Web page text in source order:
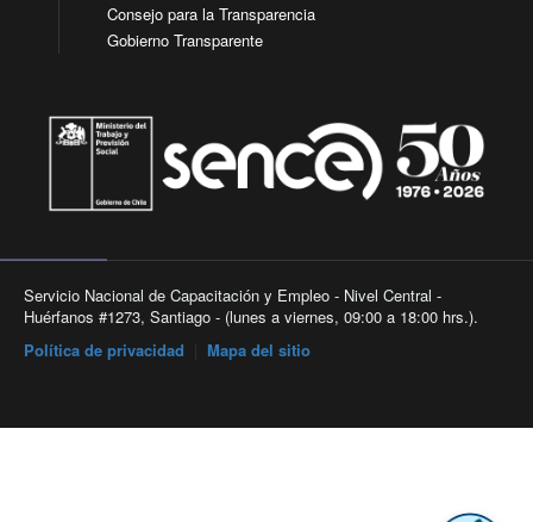
Consejo para la Transparencia
Gobierno Transparente
Servicio Nacional de Capacitación y Empleo - Nivel Central -
Huérfanos #1273, Santiago - (lunes a viernes, 09:00 a 18:00 hrs.).
Política de privacidad
Mapa del sitio